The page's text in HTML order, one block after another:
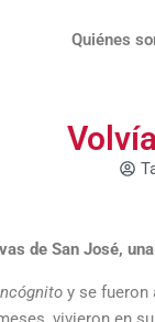
Quiénes
de San José,
y se fueron